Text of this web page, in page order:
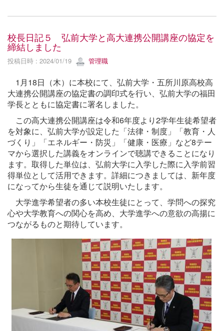
校長日記５ 弘前大学と高大連携公開講座の協定を
締結しました
投稿日時 : 2024/01/19 管理職
1月18日（木）に本校にて、弘前大学・五所川原高校高
大連携公開講座の協定書の調印式を行い、弘前大学の福田
学長とともに協定書に署名しました。
この高大連携公開講座は令和6年度より2学年生徒希望者
を対象に、弘前大学が設定した「法律・制度」「教育・人
づくり」「エネルギー・防災」「健康・医療」など8テー
マから選択した講義をオンラインで聴講できることになり
ます。取得した単位は、弘前大学に入学した際に入学前習
得単位として活用できます。詳細につきましては、新年度
になってから生徒を通じて説明いたします。
大学進学希望者の多い本校生徒にとって、学問への探究
心や大学教育への関心を高め、大学進学への意欲の高揚に
つながるものと期待しています。